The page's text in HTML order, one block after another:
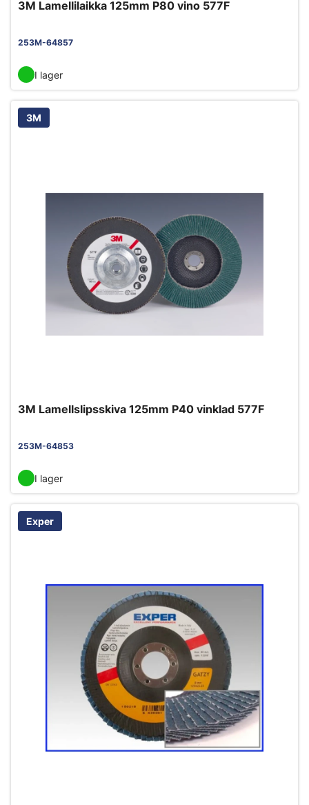
3M Lamellilaikka 125mm P80 vino 577F
253M-64857
I lager
3M
3M Lamellslipsskiva 125mm P40 vinklad 577F
253M-64853
I lager
Exper